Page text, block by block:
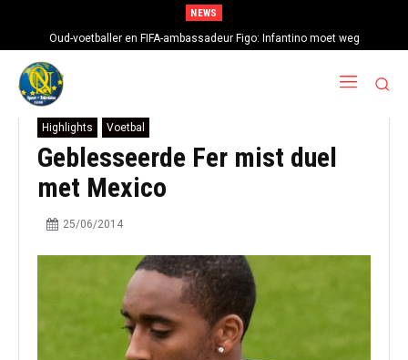
NEWS
Oud-voetballer en FIFA-ambassadeur Figo: Infantino moet weg
Highlights Voetbal
Geblesseerde Fer mist duel
met Mexico
25/06/2014